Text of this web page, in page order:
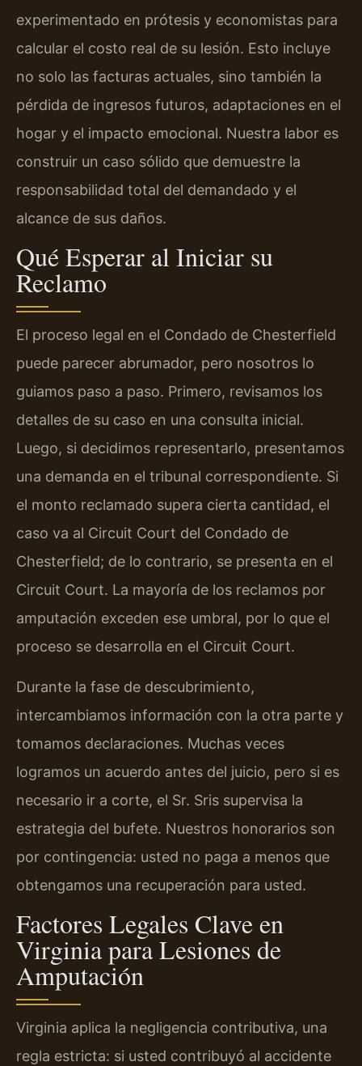
experimentado en prótesis y economistas para
calcular el costo real de su lesión. Esto incluye
no solo las facturas actuales, sino también la
pérdida de ingresos futuros, adaptaciones en el
hogar y el impacto emocional. Nuestra labor es
construir un caso sólido que demuestre la
responsabilidad total del demandado y el
alcance de sus daños.
Qué Esperar al Iniciar su
Reclamo
El proceso legal en el Condado de Chesterfield
puede parecer abrumador, pero nosotros lo
guiamos paso a paso. Primero, revisamos los
detalles de su caso en una consulta inicial.
Luego, si decidimos representarlo, presentamos
una demanda en el tribunal correspondiente. Si
el monto reclamado supera cierta cantidad, el
caso va al Circuit Court del Condado de
Chesterfield; de lo contrario, se presenta en el
Circuit Court. La mayoría de los reclamos por
amputación exceden ese umbral, por lo que el
proceso se desarrolla en el Circuit Court.
Durante la fase de descubrimiento,
intercambiamos información con la otra parte y
tomamos declaraciones. Muchas veces
logramos un acuerdo antes del juicio, pero si es
necesario ir a corte, el Sr. Sris supervisa la
estrategia del bufete. Nuestros honorarios son
por contingencia: usted no paga a menos que
obtengamos una recuperación para usted.
Factores Legales Clave en
Virginia para Lesiones de
Amputación
Virginia aplica la negligencia contributiva, una
regla estricta: si usted contribuyó al accidente